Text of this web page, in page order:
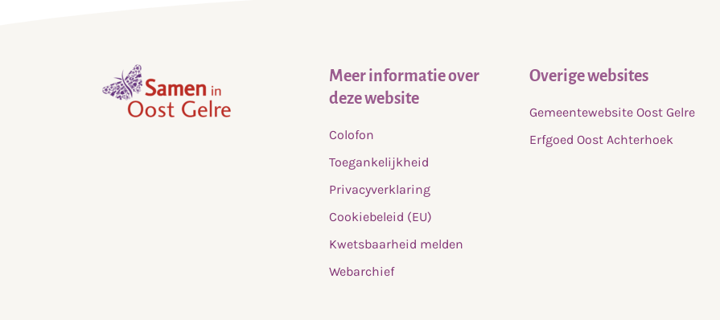
Meer informatie over
deze website
Colofon
Toegankelijkheid
Privacyverklaring
Cookiebeleid (EU)
Kwetsbaarheid melden
Webarchief
Overige websites
Gemeentewebsite Oost Gelre
Erfgoed Oost Achterhoek